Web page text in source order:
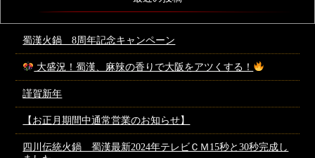
蜀漢火鍋 8周年記念キャンペーン
大盛況！蜀漢、麻辣の香りで大阪をアツくする！
謹賀新年
【お正月期間中通常営業のお知らせ】
四川伝統火鍋 蜀漢最新2024年テレビＣＭ15秒と30秒完成し